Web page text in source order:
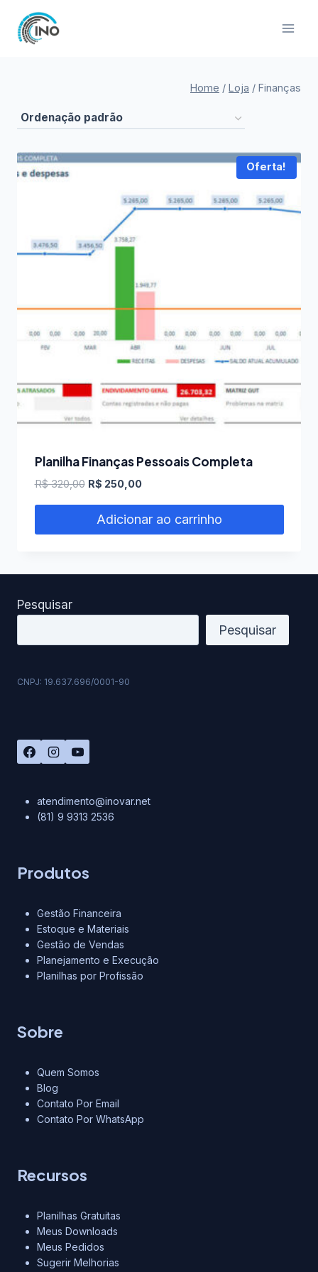
para
Home / Loja / Finanças
Oferta!
Planilha Finanças Pessoais Completa
R$320,00 O
original
era:
R$ 250,00O
atual
é:
Adicionar ao carrinho
Pesquisar
Pesquisar
CNPJ: 19.637.696/0001-90
atendimento@inovar.net
(81) 9 9313 2536
Produtos
Gestão Financeira
Estoque e Materiais
Gestão de Vendas
Planejamento e Execução
Planilhas por Profissão
Sobre
Quem Somos
Blog
Contato Por Email
Contato Por WhatsApp
Recursos
Planilhas Gratuitas
Meus Downloads
Meus Pedidos
Sugerir Melhorias